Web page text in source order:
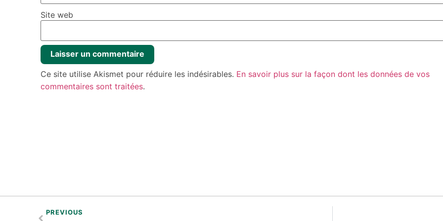
Site web
Ce site utilise Akismet pour réduire les indésirables. En savoir plus sur la façon dont les données de vos
commentaires sont traitées.
PREVIOUS